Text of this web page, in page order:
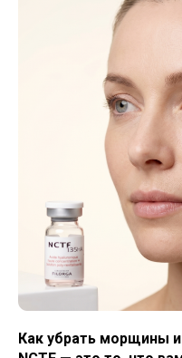
Как убрать морщины и